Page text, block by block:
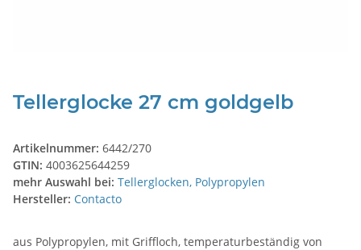
Tellerglocke 27 cm goldgelb
Artikelnummer: 6442/270
GTIN: 4003625644259
mehr Auswahl bei: Tellerglocken, Polypropylen
Hersteller: Contacto
aus Polypropylen, mit Griffloch, temperaturbeständig von